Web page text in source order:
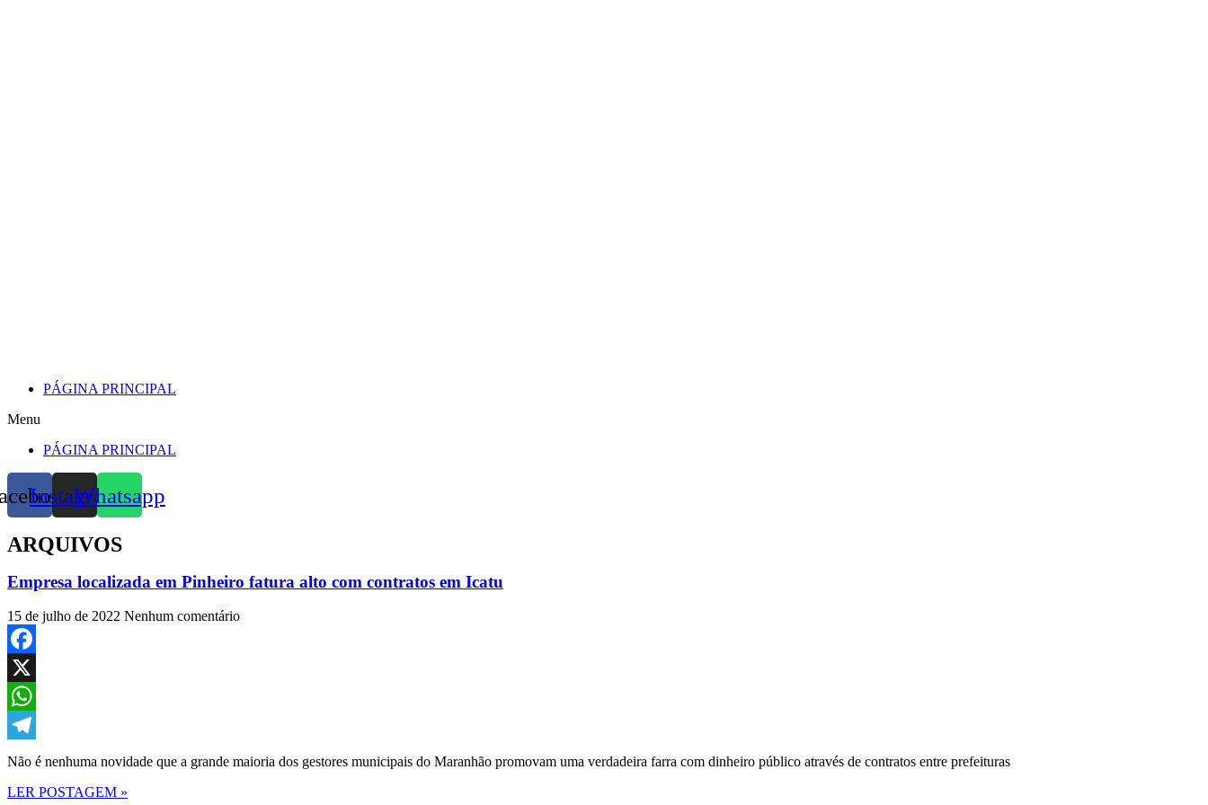
PÁGINA PRINCIPAL
Menu
PÁGINA PRINCIPAL
InstagramWhatsapp
ARQUIVOS
Empresa localizada em Pinheiro fatura alto com contratos em Icatu
15 de julho de 2022 Nenhum comentário
Facebook
X
WhatsApp
Telegram
Não é nenhuma novidade que a grande maioria dos gestores municipais do Maranhão promovam uma verdadeira farra com dinheiro público através de contratos entre prefeituras
LER POSTAGEM »